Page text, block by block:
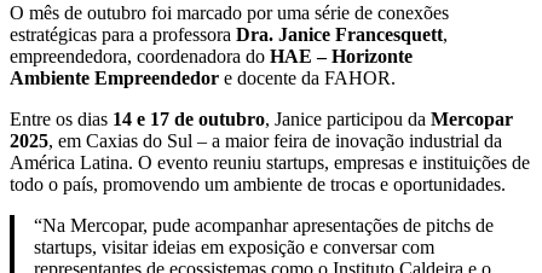
O mês de outubro foi marcado por uma série de conexões
estratégicas para a professora Dra. Janice Francesquett,
empreendedora, coordenadora do HAE – Horizonte
Ambiente Empreendedor e docente da FAHOR.
Entre os dias 14 e 17 de outubro, Janice participou da Mercopar
2025, em Caxias do Sul – a maior feira de inovação industrial da
América Latina. O evento reuniu startups, empresas e instituições de
todo o país, promovendo um ambiente de trocas e oportunidades.
“Na Mercopar, pude acompanhar apresentações de pitchs de
startups, visitar ideias em exposição e conversar com
representantes de ecossistemas como o Instituto Caldeira e o